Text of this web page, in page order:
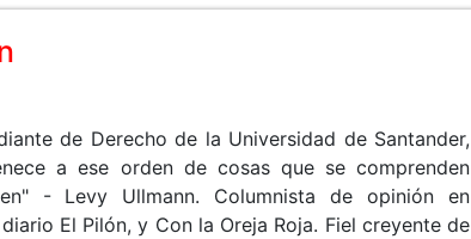
de Derecho de la Universidad de Santander,
a ese orden de cosas que se comprenden
- Levy Ullmann. Columnista de opinión en
El Pilón, y Con la Oreja Roja. Fiel creyente de